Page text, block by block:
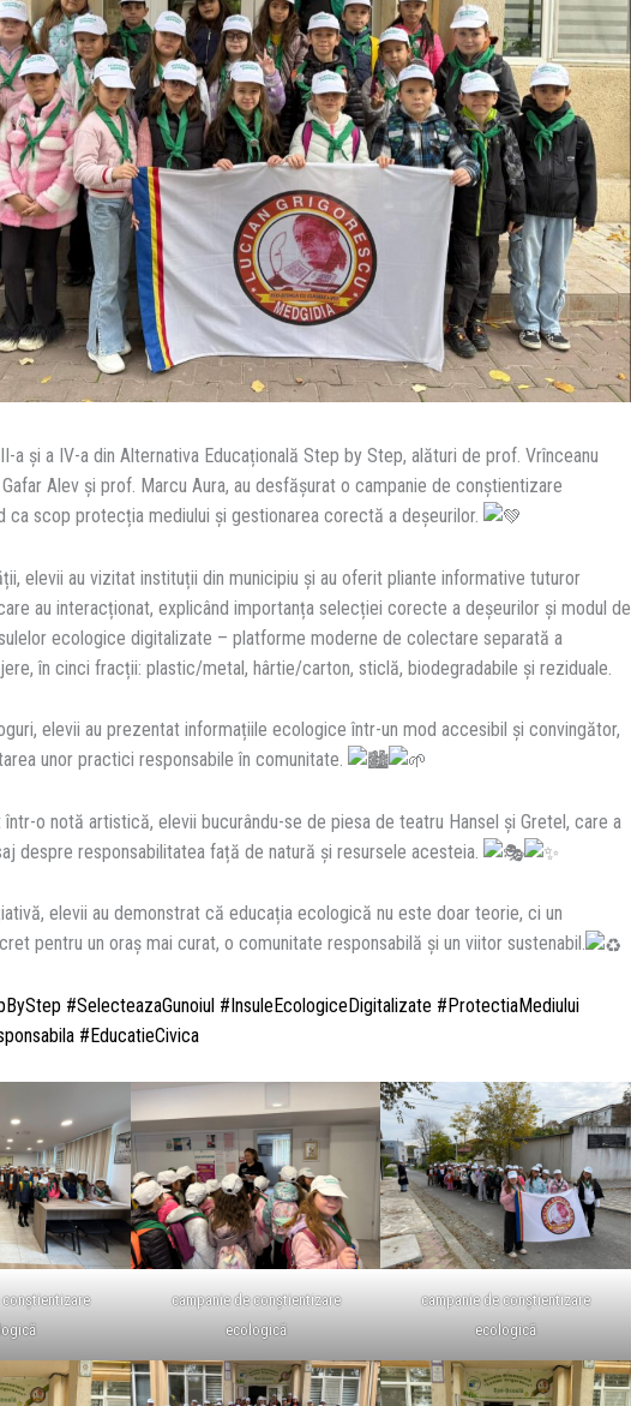
a și a IV-a din Alternativa Educațională Step by Step, alături de prof. Vrînceanu
Alev și prof. Marcu Aura, au desfășurat o campanie de conștientizare
ca scop protecția mediului și gestionarea corectă a deșeurilor.
elevii au vizitat instituții din municipiu și au oferit pliante informative tuturor
au interacționat, explicând importanța selecției corecte a deșeurilor și modul de
ecologice digitalizate – platforme moderne de colectare separată a
în cinci fracții: plastic/metal, hârtie/carton, sticlă, biodegradabile și reziduale.
elevii au prezentat informațiile ecologice într-un mod accesibil și convingător,
unor practici responsabile în comunitate.
într-o notă artistică, elevii bucurându-se de piesa de teatru Hansel și Gretel, care a
despre responsabilitatea față de natură și resursele acesteia.
elevii au demonstrat că educația ecologică nu este doar teorie, ci un
pentru un oraș mai curat, o comunitate responsabilă și un viitor sustenabil.
#SelecteazaGunoiul #InsuleEcologiceDigitalizate #ProtectiaMediului
#EducatieCivica
campanie de conștientizare
ecologică
campanie de conștientizare
ecologică